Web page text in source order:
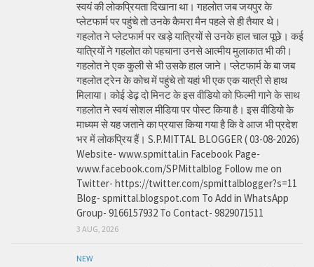
स्वयं की लोकप्रियता दिखाना था। गहलोत जब जयपुर के
प्लेटफार्म पर पहुंचे तो उनके कैमरा मैन पहले से ही तैयार थे।
गहलोत ने प्लेटफार्म पर खड़े यात्रियों से उनके हाल चाल पूछे। कई
यात्रियों ने गहलोत को पहचाना उनसे आत्मीय मुलाकात भी की।
गहलोत ने एक कुली से भी उसके हाल जाने। प्लेटफार्म के बा जब
गहलोत ट्रेन के कोच में पहुंचे तो यहां भी एक एक यात्री से हाथ
मिलाया। कोई डेढ़ दो मिनट के इस वीडियो को फिल्मी गाने के साथ
गहलोत ने स्वयं सोशल मीडिया पर पोस्ट किया है। इस वीडियो के
माध्यम से यह जताने का प्रयास किया गया है कि वे आज भी प्रदेश
भर में लोकप्रिय हैं। S.P.MITTAL BLOGGER ( 03-08-2026)
Website- www.spmittal.in Facebook Page-
www.facebook.com/SPMittalblog Follow me on
Twitter- https://twitter.com/spmittalblogger?s=11
Blog- spmittal.blogspot.com To Add in WhatsApp
Group- 9166157932 To Contact- 9829071511
3 AUG, 2026
NEW